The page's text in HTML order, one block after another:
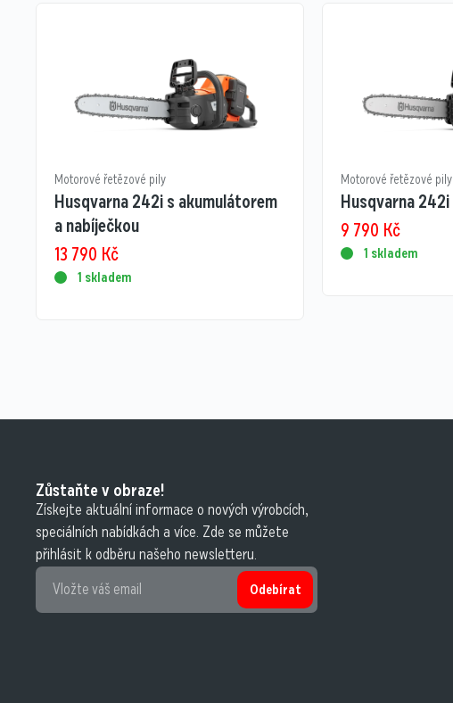
Motorové řetězové pily
Husqvarna 242i s akumulátorem
a nabíječkou
13 790 Kč
1 skladem
Motorové řetězové pily
Husqvarna 242i
9 790 Kč
1 skladem
Zůstaňte v obraze!
Získejte aktuální informace o nových výrobcích,
speciálních nabídkách a více. Zde se můžete
přihlásit k odběru našeho newsletteru.
Odebírat